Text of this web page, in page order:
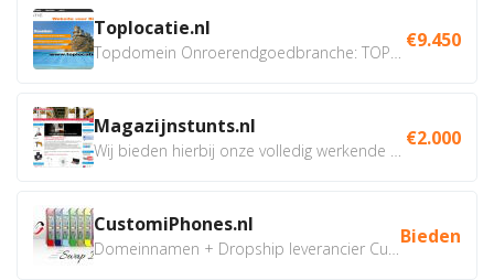
Toplocatie.nl €9.450
Magazijnstunts.nl €2.000
CustomiPhones.nl Bieden